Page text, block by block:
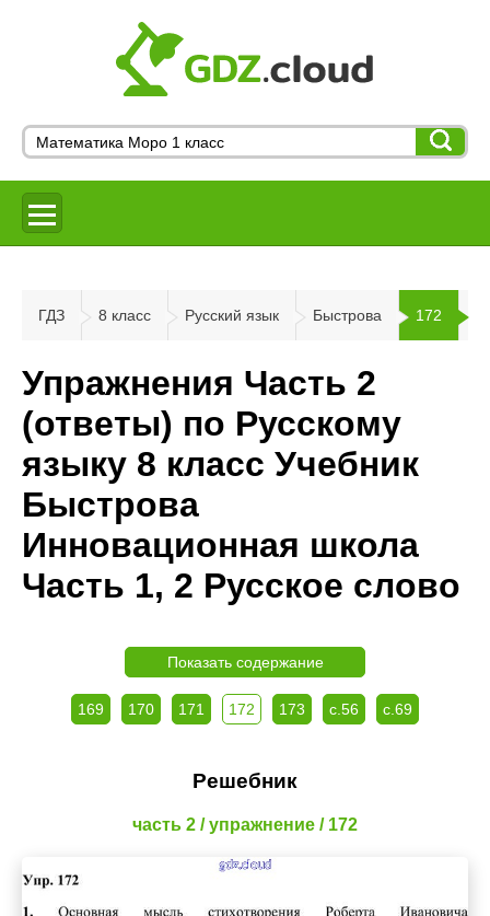
ГДЗ 8 класс Русский язык Быстрова 172
Упражнения Часть 2
(ответы) по Русскому
языку 8 класс Учебник
Быстрова
Инновационная школа
Часть 1, 2 Русское слово
Показать содержание
169 170 171 172 173 с.56 с.69
Решебник
часть 2 / упражнение / 172